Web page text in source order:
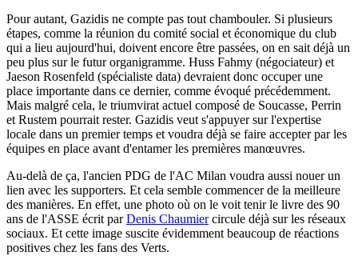
Pour autant, Gazidis ne compte pas tout chambouler. Si plusieurs
étapes, comme la réunion du comité social et économique du club
qui a lieu aujourd'hui, doivent encore être passées, on en sait déjà un
peu plus sur le futur organigramme. Huss Fahmy (négociateur) et
Jaeson Rosenfeld (spécialiste data) devraient donc occuper une
place importante dans ce dernier, comme évoqué précédemment.
Mais malgré cela, le triumvirat actuel composé de Soucasse, Perrin
et Rustem pourrait rester. Gazidis veut s'appuyer sur l'expertise
locale dans un premier temps et voudra déjà se faire accepter par les
équipes en place avant d'entamer les premières manœuvres.
Au-delà de ça, l'ancien PDG de l'AC Milan voudra aussi nouer un
lien avec les supporters. Et cela semble commencer de la meilleure
des manières. En effet, une photo où on le voit tenir le livre des 90
ans de l'ASSE écrit parDenis Chaumiercircule déjà sur les réseaux
sociaux. Et cette image suscite évidemment beaucoup de réactions
positives chez les fans des Verts.